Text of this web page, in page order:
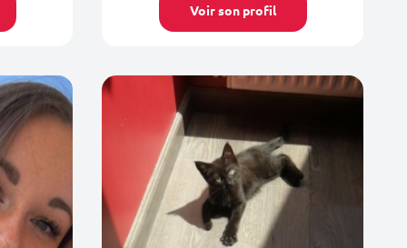
Voir son profil